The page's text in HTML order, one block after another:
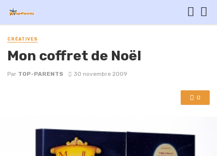
CRÉATIVES
Mon coffret de Noël
Par TOP-PARENTS 30 novembre 2009
0